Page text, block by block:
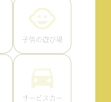
子供の遊び場
サービスカー